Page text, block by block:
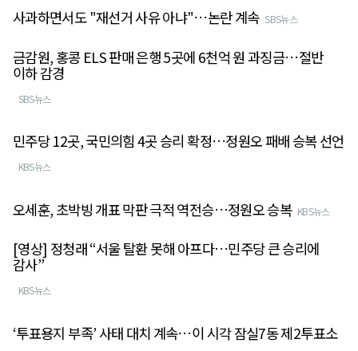
사과하면서도 "재선거 사유 아냐"…논란 계속 SBS뉴스
금감원, 홍콩 ELS 판매 은행 5곳에 6천억 원 과징금…절반
이하 감경
SBS뉴스
민주당 12곳, 국민의힘 4곳 승리 확정…정원오 패배 승복 선언
KBS뉴스
오세훈, 초박빙 개표 막판 극적 역전승…정원오 승복 KBS뉴스
[영상] 정청래 “서울 탈환 못해 아프다…민주당 큰 승리에
감사”
KBS뉴스
‘투표용지 부족’ 사태 대치 계속…이 시각 잠실7동 제2투표소